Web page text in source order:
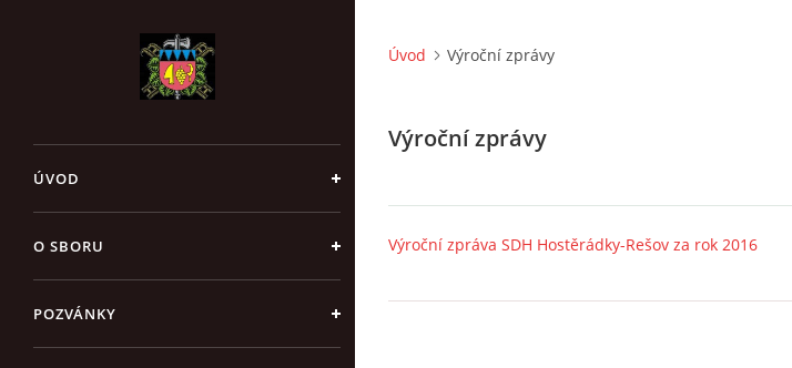
ÚVOD
O SBORU
POZVÁNKY
Úvod Výroční zprávy
Výroční zprávy
Výroční zpráva SDH Hostěrádky-Rešov za rok 2016